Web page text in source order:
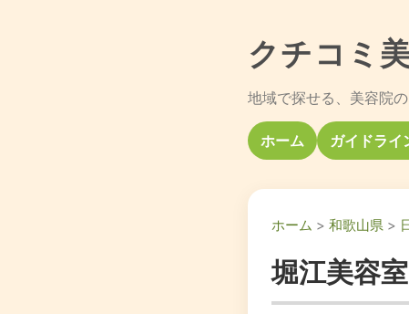
クチコミ
地域で探せる、美容院
ホーム ガイドライ
ホーム > 和歌山県 >
堀江美容